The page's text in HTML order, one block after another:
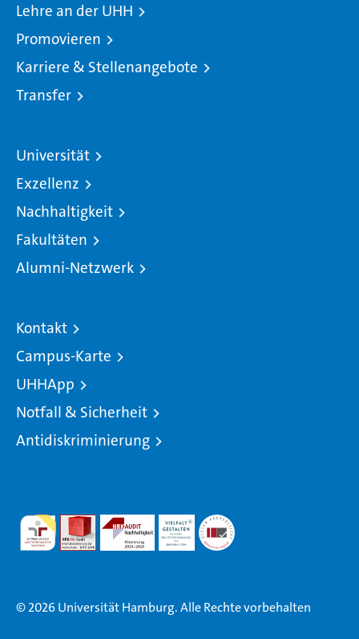
Lehre an der UHH
Promovieren
Karriere & Stellenangebote
Transfer
Universität
Exzellenz
Nachhaltigkeit
Fakultäten
Alumni-Netzwerk
Kontakt
Campus-Karte
UHHApp
Notfall & Sicherheit
Antidiskriminierung
© 2026 Universität Hamburg. Alle Rechte vorbehalten